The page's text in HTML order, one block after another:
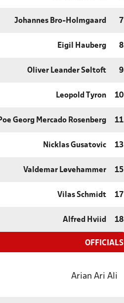
Johannes Bro-Holmgaard 7
Eigil Hauberg 8
Oliver Leander Søltoft 9
Leopold Tyron 10
Georg Mercado Rosenberg 11
Nicklas Gusatovic 13
Valdemar Løvehammer 15
Vilas Schmidt 17
Alfred Hviid 18
OFFICIALS
Arian Ari Ali